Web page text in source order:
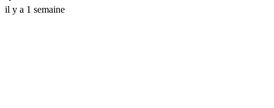
il y a 1 semaine